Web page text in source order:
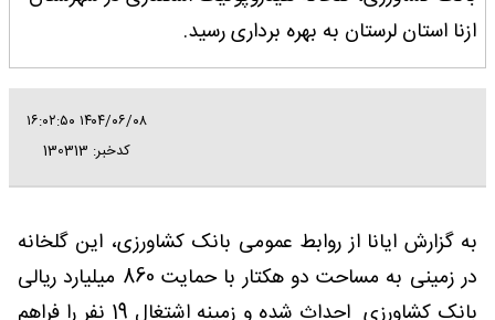
ازنا استان لرستان به بهره برداری رسید.
۱۴۰۴/۰۶/۰۸ ۱۶:۰۲:۵۰
کدخبر: 130313
به گزارش ایانا از روابط عمومی بانک کشاورزی، این گلخانه
در زمینی به مساحت دو هکتار با حمایت 860 میلیارد ریالی